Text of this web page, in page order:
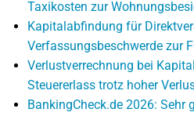
Taxikosten zur
Kapitalabfindung für
Verfassungsbeschwerde zur
Verlustverrechnung bei
Steuererlass trotz hoher
BankingCheck.de 2026: Sehr